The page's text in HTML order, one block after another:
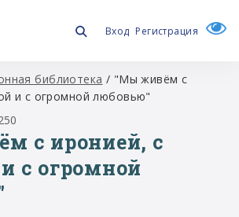
Вход Регистрация
библиотека / "Мы живём с
и с огромной любовью"
с иронией, с
с огромной